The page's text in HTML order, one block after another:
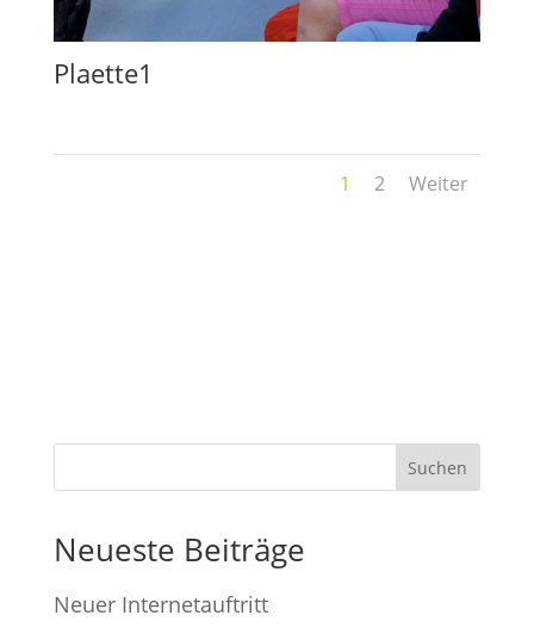
Plaette1
1 2 Weiter
Suchen
Neueste Beiträge
Neuer Internetauftritt